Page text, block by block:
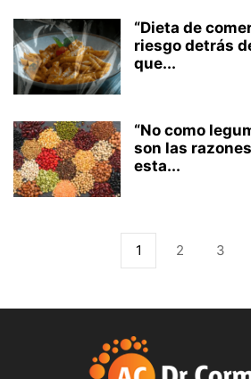
“Dieta de
riesgo detrás
que...
“No como
son las
esta...
1 2 3